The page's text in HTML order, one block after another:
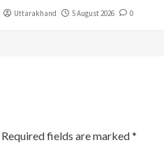
Uttarakhand 5 August 2026 0
Required fields are marked*